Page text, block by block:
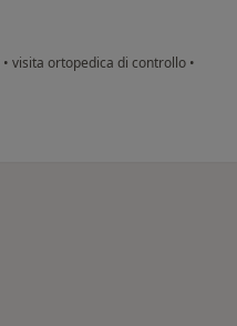
• visita ortopedica di controllo •